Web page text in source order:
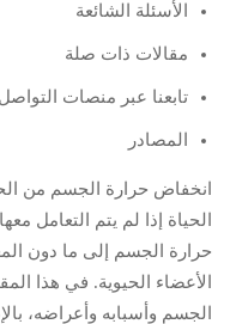
الأسئلة الشائعة
مقالات ذات صلة
تابعنا عبر منصات
المصادر
انخفاض حرارة الجسم من
الحياة إذا لم يتم
حرارة الجسم إلى ما دون
الأعضاء الحيوية. في هذا
الجسم وأسبابه وأعراضه،